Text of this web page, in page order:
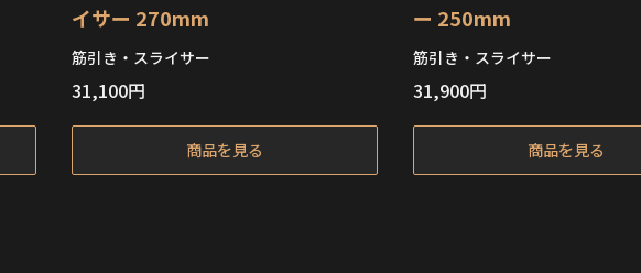
イサー 270mm
筋引き・スライサー
31,100円
商品を見る
ー 250mm
筋引き・スライサー
31,900円
商品を見る